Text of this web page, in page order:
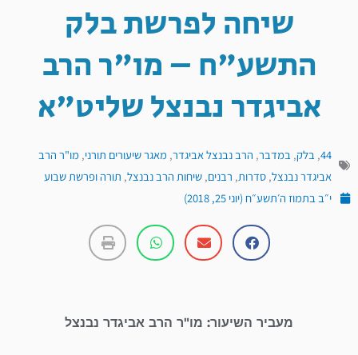
שיחה לפרשת בלק
התשע"ח – מו"ר הרב
אביגדר נבנצל שליט"א
44
, בלק, במדבר, הרב נבנצל אביגדר, מאגר שיעורים תורני, מו"ר הרב
אביגדר נבנצל, סדרות, רבנים, שיחות הרב נבנצל, תורה ופרשת שבוע
י״ב בתמוז ה׳תשע״ח (יוני 25, 2018)
מעביר השיעור: מו"ר הרב אביגדר נבנצל